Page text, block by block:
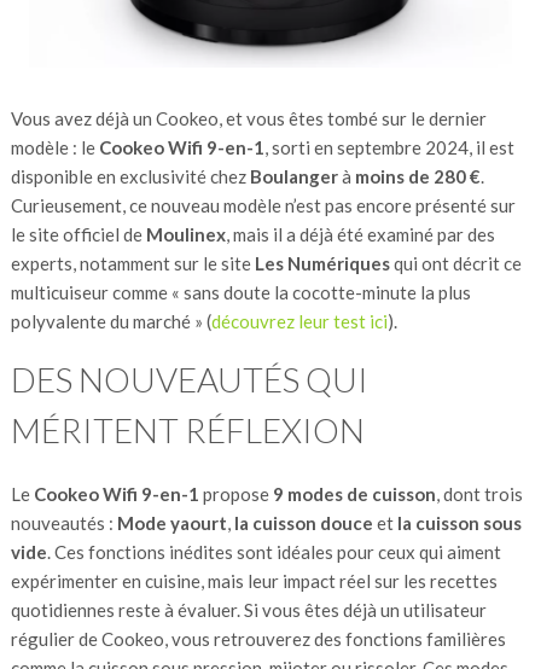
Vous avez déjà un Cookeo, et vous êtes tombé sur le dernier
modèle : le Cookeo Wifi 9-en-1, sorti en septembre 2024, il est
disponible en exclusivité chez Boulangerà moins de 280 €.
Curieusement, ce nouveau modèle n’est pas encore présenté sur
le site officiel de Moulinex, mais il a déjà été examiné par des
experts, notamment sur le site Les Numériquesqui ont décrit ce
multicuiseur comme « sans doute la cocotte-minute la plus
polyvalente du marché » (découvrez leur test ici).
DES NOUVEAUTÉS QUI
MÉRITENT RÉFLEXION
Le Cookeo Wifi 9-en-1 propose 9 modes de cuisson, dont trois
nouveautés : Mode yaourt, la cuisson douce et la cuisson sous
vide. Ces fonctions inédites sont idéales pour ceux qui aiment
expérimenter en cuisine, mais leur impact réel sur les recettes
quotidiennes reste à évaluer. Si vous êtes déjà un utilisateur
régulier de Cookeo, vous retrouverez des fonctions familières